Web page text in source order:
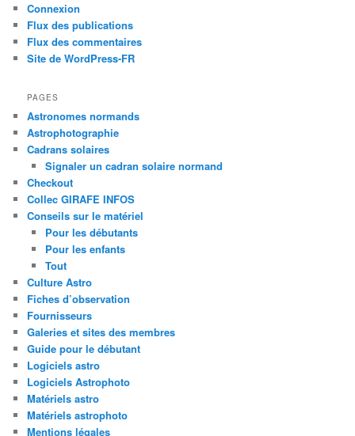
Connexion
Flux des publications
Flux des commentaires
Site de WordPress-FR
PAGES
Astronomes normands
Astrophotographie
Cadrans solaires
Signaler un cadran solaire normand
Checkout
Collec GIRAFE INFOS
Conseils sur le matériel
Pour les débutants
Pour les enfants
Tout
Culture Astro
Fiches d’observation
Fournisseurs
Galeries et sites des membres
Guide pour le débutant
Logiciels astro
Logiciels Astrophoto
Matériels astro
Matériels astrophoto
Mentions légales